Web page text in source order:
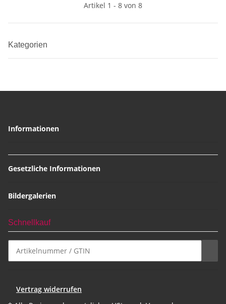
Artikel 1 - 8 von 8
Kategorien
Informationen
Gesetzliche Informationen
Bildergalerien
Schnellkauf
Vertrag widerrufen